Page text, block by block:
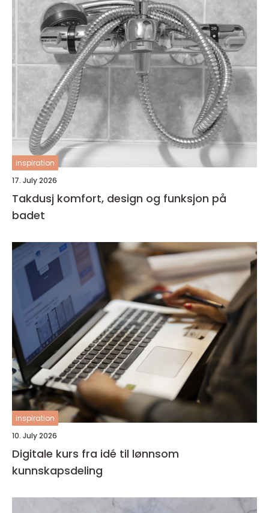
inspiration
17. July 2026
Takdusj komfort, design og funksjon på
badet
inspiration
10. July 2026
Digitale kurs fra idé til lønnsom
kunnskapsdeling